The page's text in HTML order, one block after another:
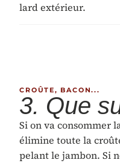
lard extérieur.
CROÛTE, BACON...
3. Que
Si on va consommer
élimine toute la
pelant le jambon. Si